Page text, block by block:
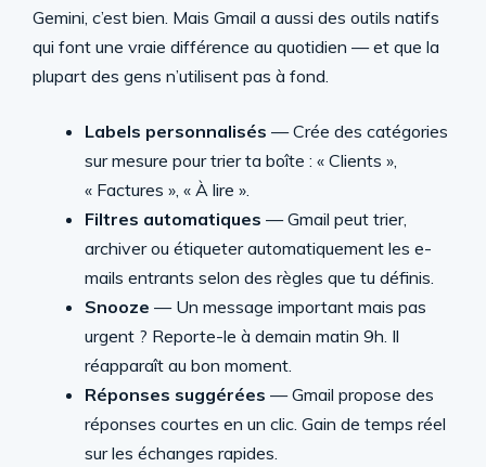
Gemini, c’est bien. Mais Gmail a aussi des outils natifs
qui font une vraie différence au quotidien — et que la
plupart des gens n’utilisent pas à fond.
Labels personnalisés — Crée des catégories
sur mesure pour trier ta boîte : « Clients »,
« Factures », « À lire ».
Filtres automatiques — Gmail peut trier,
archiver ou étiqueter automatiquement les e-
mails entrants selon des règles que tu définis.
Snooze — Un message important mais pas
urgent ? Reporte-le à demain matin 9h. Il
réapparaît au bon moment.
Réponses suggérées — Gmail propose des
réponses courtes en un clic. Gain de temps réel
sur les échanges rapides.